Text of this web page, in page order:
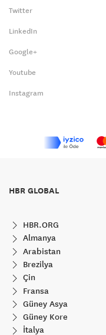
Twitter
LinkedIn
Google+
Youtube
Instagram
HBR GLOBAL
HBR.ORG
Almanya
Arabistan
Brezilya
Çin
Fransa
Güney Asya
Güney Kore
İtalya